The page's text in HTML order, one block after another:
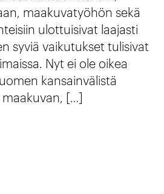
maakuvatyöhön sekä
ulottuisivat laajasti
syviä vaikutukset tulisivat
Nyt ei ole oikea
kansainvälistä
[…]